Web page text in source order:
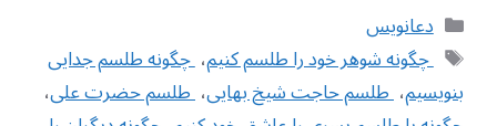
دسته‌ها
دعانویس
برچسب‌ها
‌ چگونه شوهر خود را طلسم کنیم،‌ چگونه طلسم جدایی
بنویسیم،‌ طلسم حاجت شیخ بهایی،‌ طلسم حضرت علی،